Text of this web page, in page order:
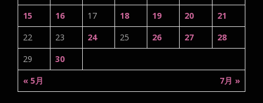
« 5月 7月 »
15
16 17 18 19 20
21
22
23 24 25 26 27
28
29
30